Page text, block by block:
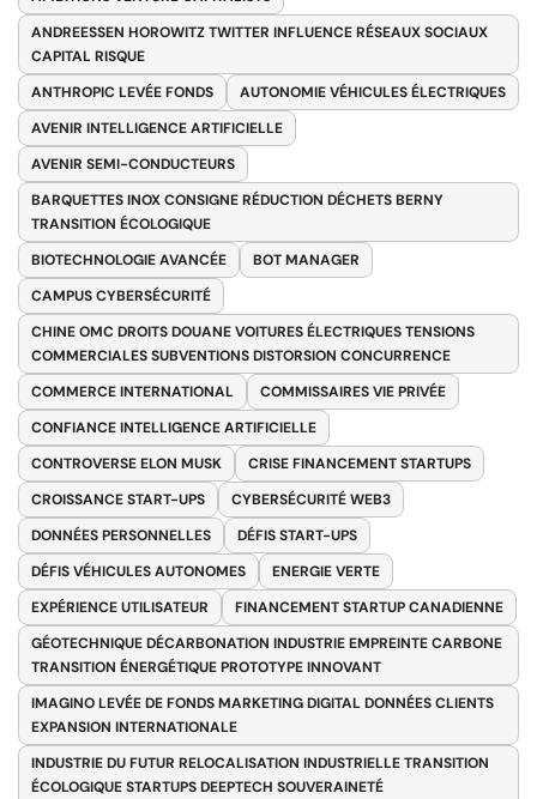
ANDREESSEN HOROWITZ TWITTER INFLUENCE RÉSEAUX SOCIAUX
CAPITAL RISQUE
ANTHROPIC LEVÉE FONDS
AUTONOMIE VÉHICULES ÉLECTRIQUES
AVENIR INTELLIGENCE ARTIFICIELLE
AVENIR SEMI-CONDUCTEURS
BARQUETTES INOX CONSIGNE RÉDUCTION DÉCHETS BERNY
TRANSITION ÉCOLOGIQUE
BIOTECHNOLOGIE AVANCÉE
BOT MANAGER
CAMPUS CYBERSÉCURITÉ
CHINE OMC DROITS DOUANE VOITURES ÉLECTRIQUES TENSIONS
COMMERCIALES SUBVENTIONS DISTORSION CONCURRENCE
COMMERCE INTERNATIONAL
COMMISSAIRES VIE PRIVÉE
CONFIANCE INTELLIGENCE ARTIFICIELLE
CONTROVERSE ELON MUSK
CRISE FINANCEMENT STARTUPS
CROISSANCE START-UPS
CYBERSÉCURITÉ WEB3
DONNÉES PERSONNELLES
DÉFIS START-UPS
DÉFIS VÉHICULES AUTONOMES
ENERGIE VERTE
EXPÉRIENCE UTILISATEUR
FINANCEMENT STARTUP CANADIENNE
GÉOTECHNIQUE DÉCARBONATION INDUSTRIE EMPREINTE CARBONE
TRANSITION ÉNERGÉTIQUE PROTOTYPE INNOVANT
IMAGINO LEVÉE DE FONDS MARKETING DIGITAL DONNÉES CLIENTS
EXPANSION INTERNATIONALE
INDUSTRIE DU FUTUR RELOCALISATION INDUSTRIELLE TRANSITION
ÉCOLOGIQUE STARTUPS DEEPTECH SOUVERAINETÉ